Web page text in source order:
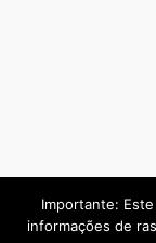
Copyright © 2026
Importante:
informações de